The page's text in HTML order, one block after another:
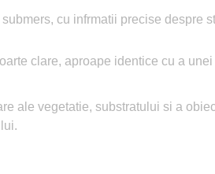
cu infrmatii precise despre
clare, aproape identice cu a unei
ale vegetatie, substratului si a